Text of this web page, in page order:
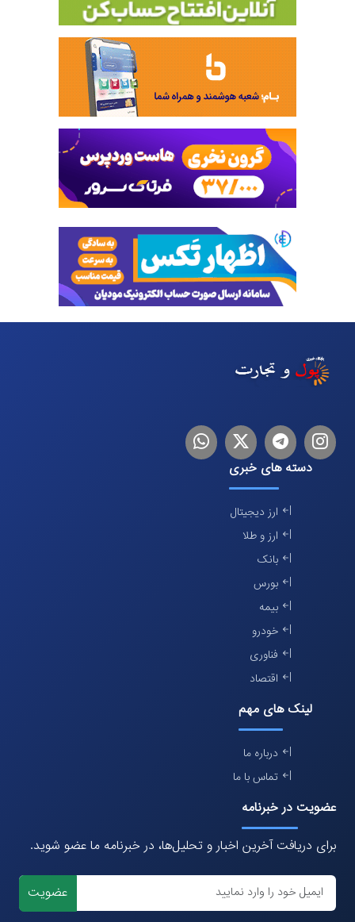
اینستاگرام
تلگرام توییترلینکدین
دسته های خبری
ارز دیجیتال
ارز و طلا
بانک
بورس
بیمه
خودرو
فناوری
اقتصاد
لینک های مهم
درباره ما
تماس با ما
عضویت در خبرنامه
برای دریافت آخرین اخبار و تحلیل‌ها، در خبرنامه ما عضو شوید.
عضویت